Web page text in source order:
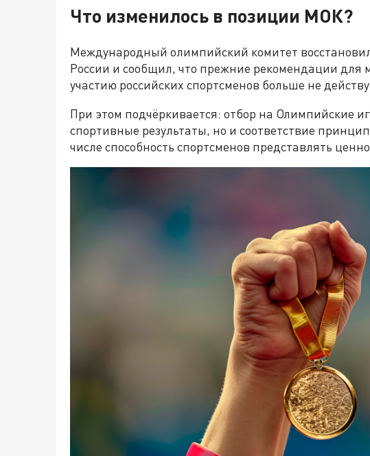
Что изменилось в позиции МОК?
Международный олимпийский комитет
России и сообщил, что прежние рекомендации
участию российских спортсменов больше не
При этом подчёркивается: отбор на Олимпийские
спортивные результаты, но и соответствие
числе способность спортсменов представлять